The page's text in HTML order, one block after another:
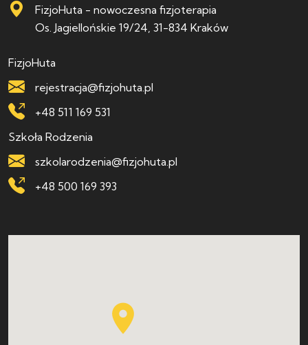
FizjoHuta - nowoczesna fizjoterapia
Os. Jagiellońskie 19/24, 31-834 Kraków
FizjoHuta
rejestracja@fizjohuta.pl
+48 511 169 531
Szkoła Rodzenia
szkolarodzenia@fizjohuta.pl
+48 500 169 393